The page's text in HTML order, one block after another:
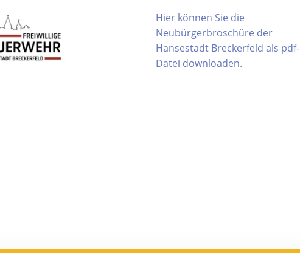
Hier können Sie die
Neubürgerbroschüre der
Hansestadt Breckerfeld als pdf-
Datei downloaden.